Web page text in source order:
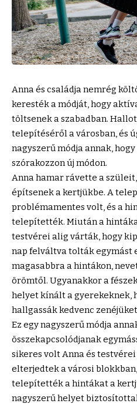
Anna és családja nemrég
keresték a módját, hogy
töltsenek a szabadban.
telepítéséről a városban, és
nagyszerű módja annak,
szórakozzon új módon.
Anna hamar rávette a
építsenek a kertjükbe. A
problémamentes volt, és a
telepítették. Miután a
testvérei alig várták, hogy
nap felváltva tolták egymást
magasabbra a hintákon,
örömtől. Ugyanakkor a
helyet kínált a gyerekeknek,
hallgassák kedvenc
Ez egy nagyszerű módja
összekapcsolódjanak
sikeres volt Anna és
elterjedtek a városi
telepítették a hintákat a
nagyszerű helyet